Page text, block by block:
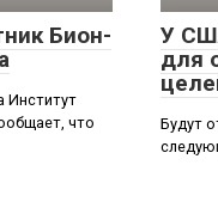
Бион-
Институт
что
У
для
Будут